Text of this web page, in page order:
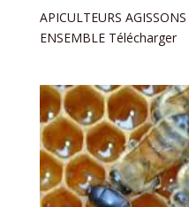
APICULTEURS
ENSEMBLE Télécharger